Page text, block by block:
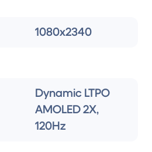
1080x2340
Dynamic LTPO
AMOLED 2X,
120Hz